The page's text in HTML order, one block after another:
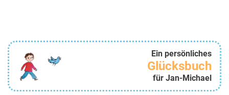
Ein persönliches
Glücksbuch
für Jan-Michael